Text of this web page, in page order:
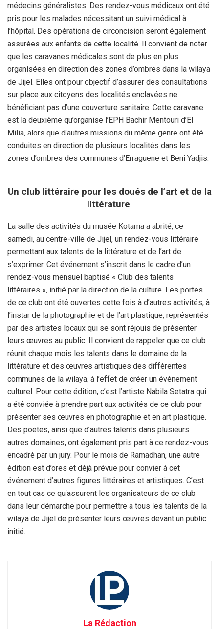
médecins généralistes. Des rendez-vous médicaux ont été
pris pour les malades nécessitant un suivi médical à
l’hôpital. Des opérations de circoncision seront également
assurées aux enfants de cette localité. Il convient de noter
que les caravanes médicales sont de plus en plus
organisées en direction des zones d’ombres dans la wilaya
de Jijel. Elles ont pour objectif d’assurer des consultations
sur place aux citoyens des localités enclavées ne
bénéficiant pas d’une couverture sanitaire. Cette caravane
est la deuxième qu’organise l’EPH Bachir Mentouri d’El
Milia, alors que d’autres missions du même genre ont été
conduites en direction de plusieurs localités dans les
zones d’ombres des communes d’Erraguene et Beni Yadjis.
Un club littéraire pour les doués de l’art et de la
littérature
La salle des activités du musée Kotama a abrité, ce
samedi, au centre-ville de Jijel, un rendez-vous littéraire
permettant aux talents de la littérature et de l’art de
s’exprimer. Cet événement s’inscrit dans le cadre d’un
rendez-vous mensuel baptisé « Club des talents
littéraires », initié par la direction de la culture. Les portes
de ce club ont été ouvertes cette fois à d’autres activités, à
l’instar de la photographie et de l’art plastique, représentés
par des artistes locaux qui se sont réjouis de présenter
leurs œuvres au public. Il convient de rappeler que ce club
réunit chaque mois les talents dans le domaine de la
littérature et des œuvres artistiques des différentes
communes de la wilaya, à l’effet de créer un événement
culturel. Pour cette édition, c’est l’artiste Nabila Setatra qui
a été conviée à prendre part aux activités de ce club pour
présenter ses œuvres en photographie et en art plastique.
Des poètes, ainsi que d’autres talents dans plusieurs
autres domaines, ont également pris part à ce rendez-vous
encadré par un jury. Pour le mois de Ramadhan, une autre
édition est d’ores et déjà prévue pour convier à cet
événement d’autres figures littéraires et artistiques. C’est
en tout cas ce qu’assurent les organisateurs de ce club
dans leur démarche pour permettre à tous les talents de la
wilaya de Jijel de présenter leurs œuvres devant un public
initié.
La Rédaction